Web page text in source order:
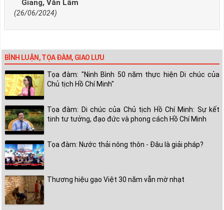
Giang, Văn Lâm
(26/06/2024)
BÌNH LUẬN, TỌA ĐÀM, GIAO LƯU
Tọa đàm: "Ninh Bình 50 năm thực hiện Di chúc của
Chủ tịch Hồ Chí Minh"
Tọa đàm: Di chúc của Chủ tịch Hồ Chí Minh: Sự kết
tinh tư tưởng, đạo đức và phong cách Hồ Chí Minh
Tọa đàm: Nước thải nông thôn - Đâu là giải pháp?
Thương hiệu gạo Việt 30 năm vẫn mờ nhạt